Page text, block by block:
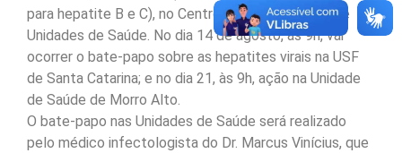
para hepatite B e C), no Centro de Especialidades e
Unidades de Saúde. No dia 14 de agosto, às 9h, vai
ocorrer o bate-papo sobre as hepatites virais na USF
de Santa Catarina; e no dia 21, às 9h, ação na Unidade
de Saúde de Morro Alto.
O bate-papo nas Unidades de Saúde será realizado
pelo médico infectologista do Dr. Marcus Vinícius, que